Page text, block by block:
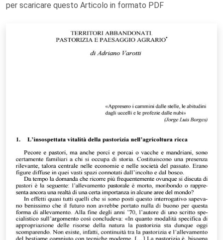
per scaricare questo Articolo in formato PDF